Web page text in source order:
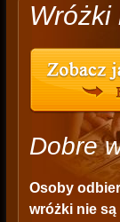
Wróżki
Dobre
Osoby
wróżki nie